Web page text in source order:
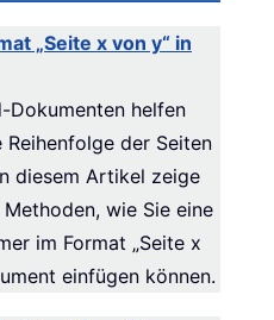
„Seite x von y“ in
Dokumenten helfen
der Seiten
diesem Artikel zeige
wie Sie eine
im Format „Seite x
einfügen können.